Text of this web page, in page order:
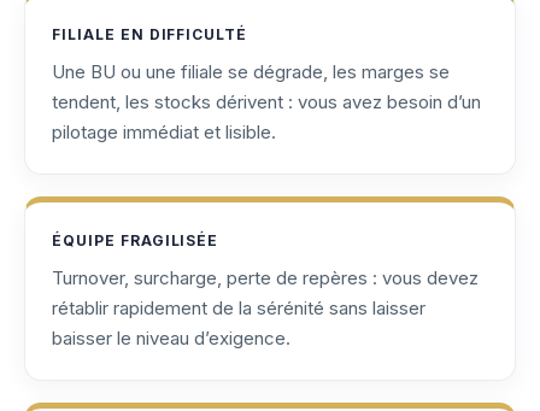
FILIALE EN DIFFICULTÉ
Une BU ou une filiale se dégrade, les marges se
tendent, les stocks dérivent : vous avez besoin d’un
pilotage immédiat et lisible.
ÉQUIPE FRAGILISÉE
Turnover, surcharge, perte de repères : vous devez
rétablir rapidement de la sérénité sans laisser
baisser le niveau d’exigence.